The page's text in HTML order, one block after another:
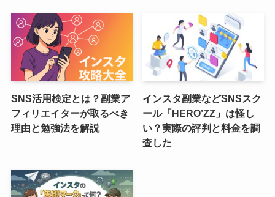
SNS活用検定とは？副業ア
フィリエイターが取るべき
理由と勉強法を解説
インスタ副業などSNSスク
ール「HERO’ZZ」は怪し
い？実際の評判と料金を調
査した